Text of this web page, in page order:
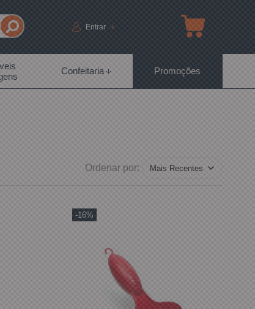
Entrar
Confeitaria Promoções
Ordenar por:
-16%